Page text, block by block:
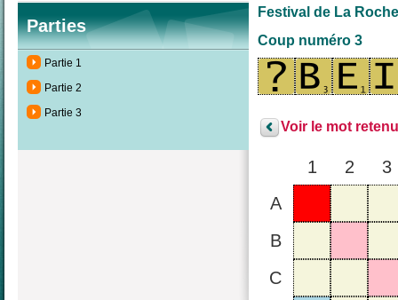
Parties
Partie 1
Partie 2
Partie 3
Festival de La
Coup numéro 3
Voir le mot
1 2
3
A
B
C